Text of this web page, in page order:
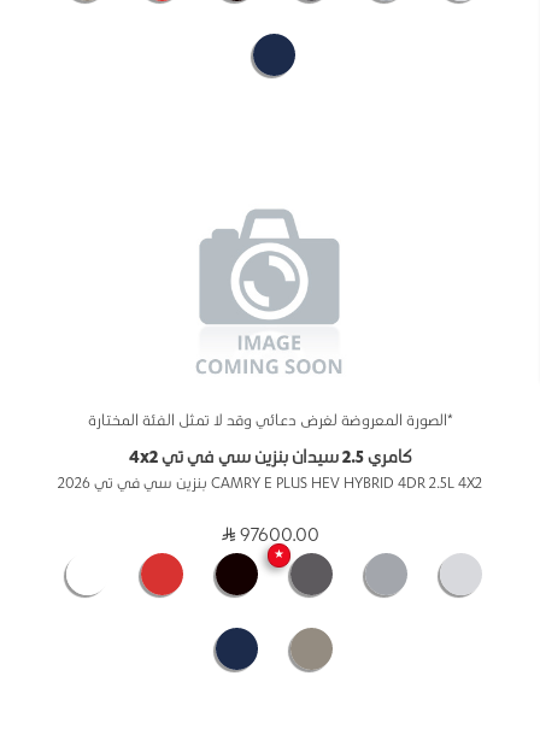
*الصورة المعروضة لغرض دعائي وقد لا تمثل الفئة المختارة
كامري 2.5 سيدان بنزين سي في تي 4x2
CAMRY E PLUS HEV HYBRID 4DR 2.5L 4X2 بنزين سي في تي 2026
97600.00
★